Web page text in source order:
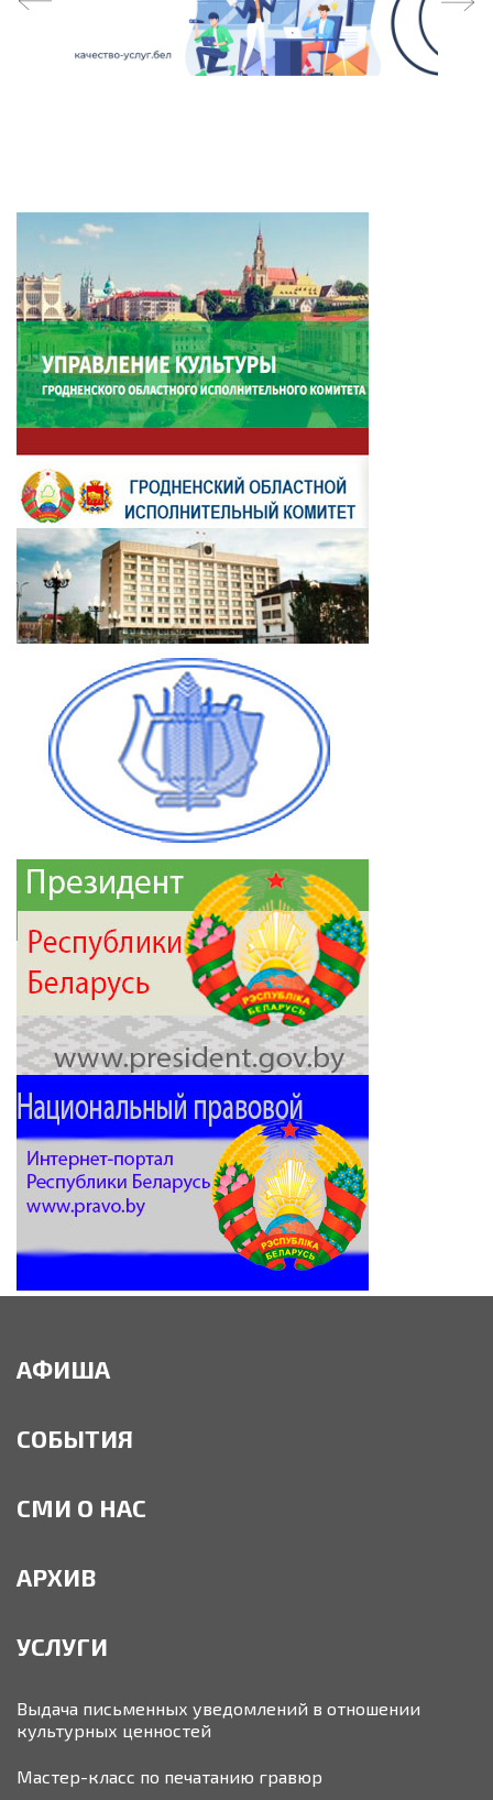
АФИША
СОБЫТИЯ
СМИ О НАС
АРХИВ
УСЛУГИ
Выдача письменных уведомлений в отношении
культурных ценностей
Мастер-класс по печатанию гравюр